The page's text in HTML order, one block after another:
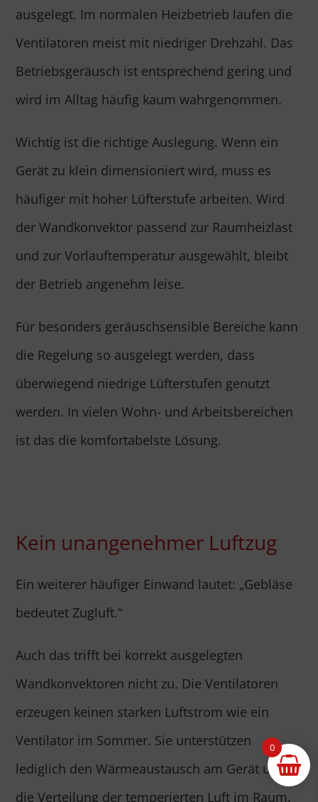
ausgelegt. Im normalen Heizbetrieb laufen die
Ventilatoren meist mit niedriger Drehzahl. Das
Betriebsgeräusch ist entsprechend gering und
wird im Alltag häufig kaum wahrgenommen.
Wichtig ist die richtige Auslegung. Wenn ein
Gerät zu klein dimensioniert wird, muss es
häufiger mit hoher Lüfterstufe arbeiten. Wird
der Wandkonvektor passend zur Raumheizlast
und zur Vorlauftemperatur ausgewählt, bleibt
der Betrieb angenehm leise.
Für besonders geräuschsensible Bereiche kann
die Regelung so ausgelegt werden, dass
überwiegend niedrige Lüfterstufen genutzt
werden. In vielen Wohn- und Arbeitsbereichen
ist das die komfortabelste Lösung.
Kein unangenehmer Luftzug
Ein weiterer häufiger Einwand lautet: „Gebläse
bedeutet Zugluft.“
Auch das trifft bei korrekt ausgelegten
Wandkonvektoren nicht zu. Die Ventilatoren
erzeugen keinen starken Luftstrom wie ein
Ventilator im Sommer. Sie unterstützen
lediglich den Wärmeaustausch am Gerät und
die Verteilung der temperierten Luft im Raum.
0